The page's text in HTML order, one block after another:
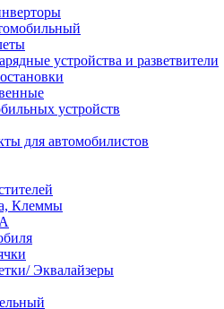
устройства и разветвители
устройств
для автомобилистов
Клеммы
Эквалайзеры